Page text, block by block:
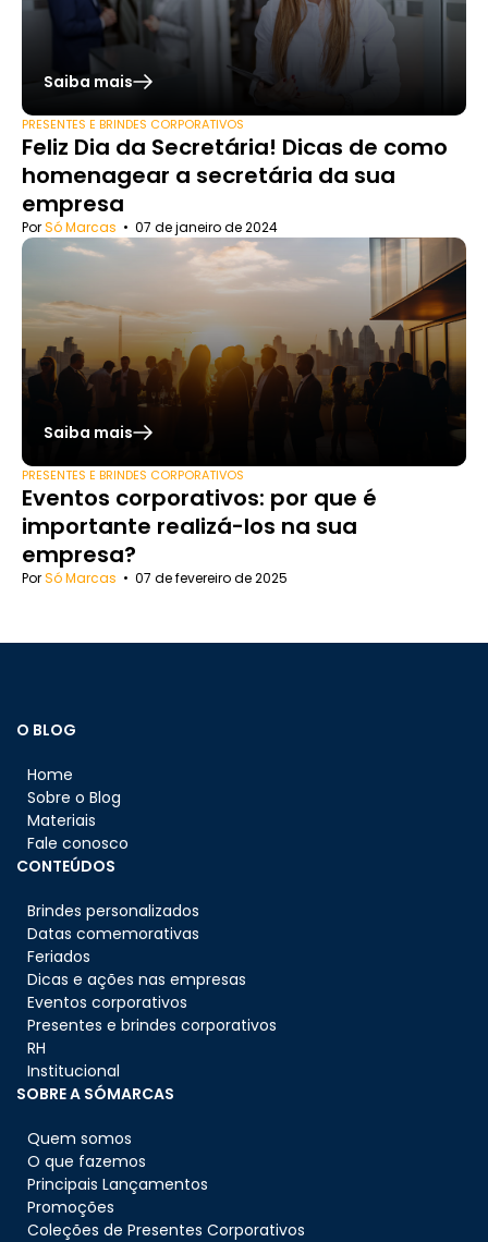
Saiba mais
PRESENTES E BRINDES CORPORATIVOS
Feliz Dia da Secretária! Dicas de como
homenagear a secretária da sua
empresa
PorSó Marcas • 07 de janeiro de 2024
Saiba mais
PRESENTES E BRINDES CORPORATIVOS
Eventos corporativos: por que é
importante realizá-los na sua
empresa?
PorSó Marcas • 07 de fevereiro de 2025
O BLOG
Home
Sobre o Blog
Materiais
Fale conosco
CONTEÚDOS
Brindes personalizados
Datas comemorativas
Feriados
Dicas e ações nas empresas
Eventos corporativos
Presentes e brindes corporativos
RH
Institucional
SOBRE A SÓMARCAS
Quem somos
O que fazemos
Principais Lançamentos
Promoções
Coleções de Presentes Corporativos